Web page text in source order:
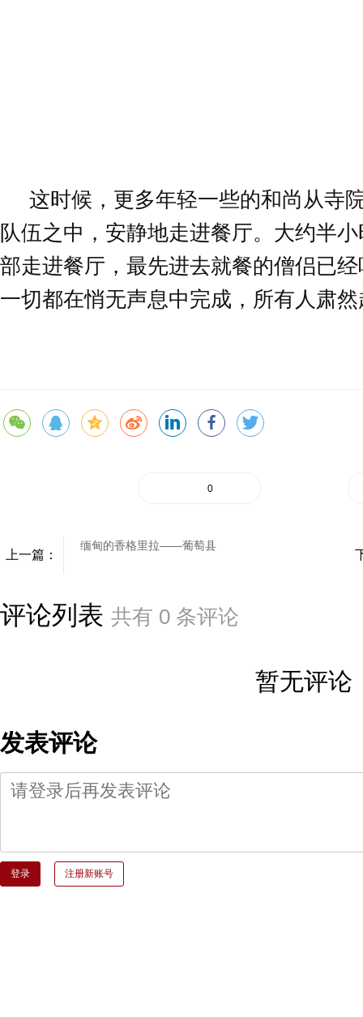
这时候，更多年轻一些的和尚从寺
队伍之中，安静地走进餐厅。大约半
部走进餐厅，最先进去就餐的僧侣已
一切都在悄无声息中完成，所有人肃
0
上一篇：
缅甸的香格里拉——葡萄县
评论列表 共有 0 条评论
暂无评论
发表评论
登录 注册新账号